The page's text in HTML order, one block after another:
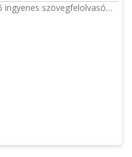
ingyenes szövegfelolvasó